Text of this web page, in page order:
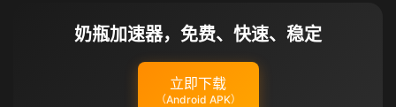
奶瓶加速器，免费、快速、稳定
立即下载
（Android APK）